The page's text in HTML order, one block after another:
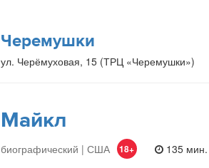
Черемушки
ул. Черёмуховая, 15 (ТРЦ «Черемушки»)
Майкл
биографический | США 18+
135 мин.